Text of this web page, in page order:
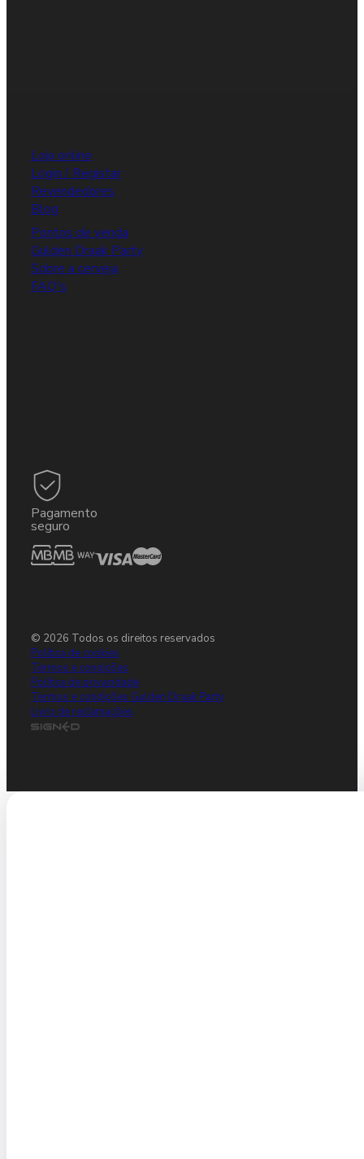
Loja online
Login / Registar
Revendedores
Blog
Pontos de venda
Gulden Draak Party
Sobre a cerveja
FAQ's
Pagamento
seguro
© 2026 Todos os direitos reservados
Política de cookies
Termos e condições
Política de privacidade
Termos e condições Gulden Draak Party
Livro de reclamações